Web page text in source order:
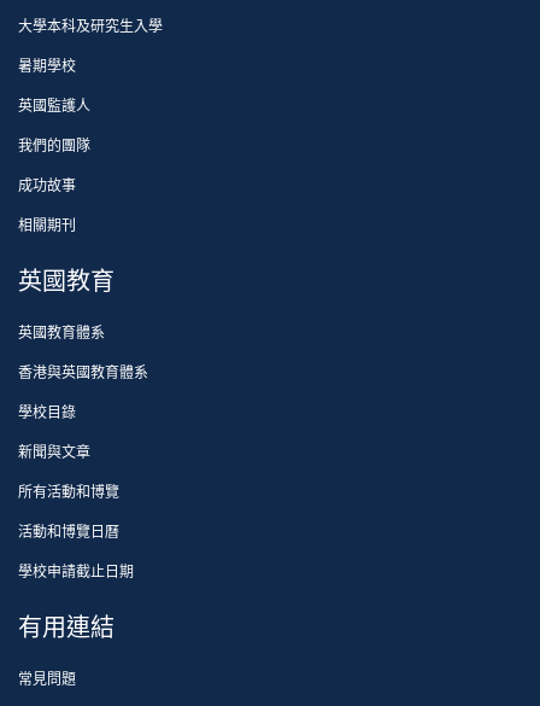
大學本科及研究生入學
暑期學校
英國監護人
我們的團隊
成功故事
相關期刊
英國教育
英國教育體系
香港與英國教育體系
學校目錄
新聞與文章
所有活動和博覽
活動和博覽日曆
學校申請截止日期
有用連結
常見問題